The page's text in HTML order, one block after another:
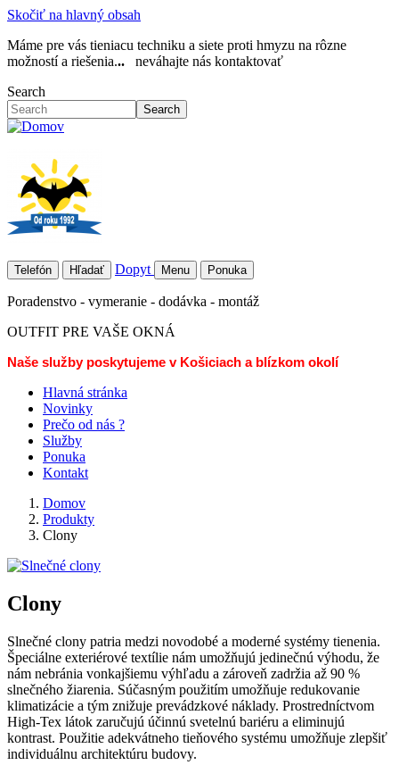
Skočiť na hlavný obsah
Máme pre vás tieniacu techniku a siete proti hmyzu na rôzne
možností a riešenia...
neváhajte nás kontaktovať
Search
Search
Telefón Hľadať Dopyt Menu Ponuka
Poradenstvo - vymeranie - dodávka - montáž
OUTFIT PRE VAŠE OKNÁ
Naše služby poskytujeme v Košiciach a blízkom okolí
Hlavná stránka
Novinky
Prečo od nás ?
Služby
Ponuka
Kontakt
Domov
Produkty
Clony
Clony
Slnečné clony patria medzi novodobé a moderné systémy tienenia.
Špeciálne exteriérové textílie nám umožňujú jedinečnú výhodu, že
nám nebránia vonkajšiemu výhľadu a zároveň zadržia až 90 %
slnečného žiarenia. Súčasným použitím umožňuje redukovanie
klimatizácie a tým znižuje prevádzkové náklady. Prostredníctvom
High-Tex látok zaručujú účinnú svetelnú bariéru a eliminujú
kontrast. Použitie adekvátneho tieňového systému umožňuje zlepšiť
individuálnu architektúru budovy.